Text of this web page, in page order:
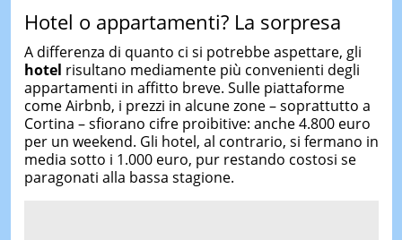
Hotel o appartamenti? La sorpresa
A differenza di quanto ci si potrebbe aspettare, gli
hotel risultano mediamente più convenienti degli
appartamenti in affitto breve. Sulle piattaforme
come Airbnb, i prezzi in alcune zone – soprattutto a
Cortina – sfiorano cifre proibitive: anche 4.800 euro
per un weekend. Gli hotel, al contrario, si fermano in
media sotto i 1.000 euro, pur restando costosi se
paragonati alla bassa stagione.